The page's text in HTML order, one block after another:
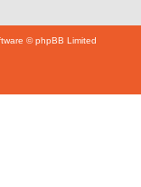
© phpBB Limited